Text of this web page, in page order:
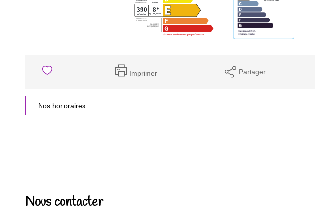
Imprimer Partager
Nos honoraires
Nous contacter